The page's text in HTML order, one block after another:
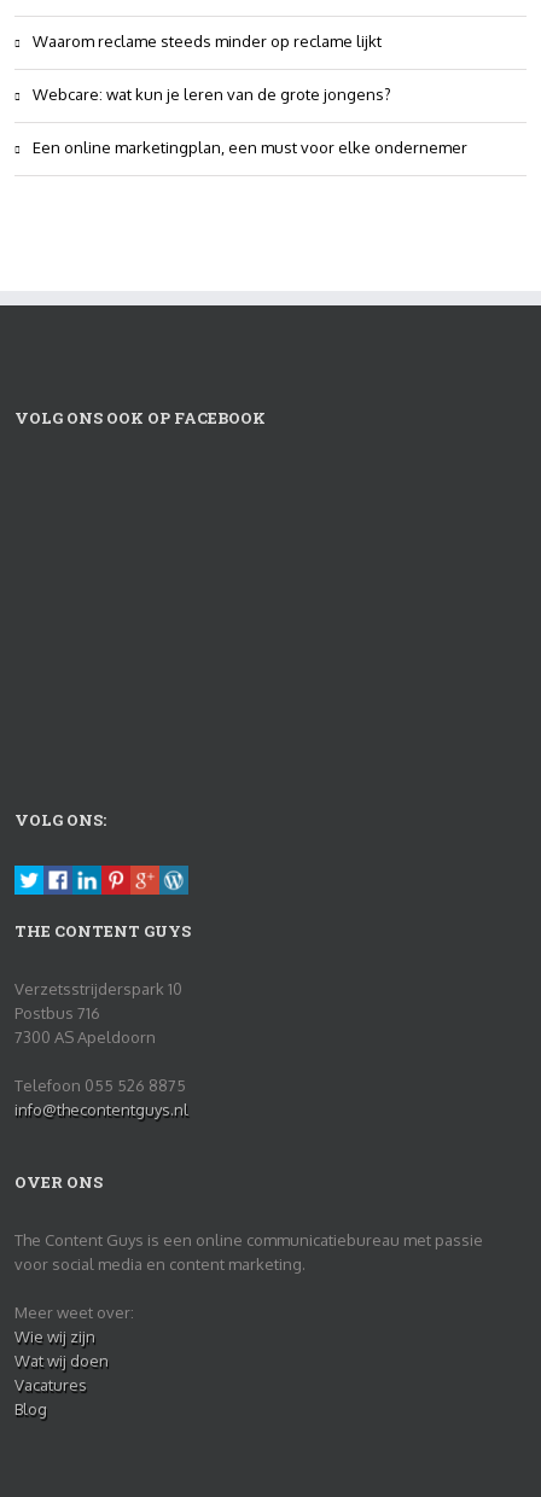
Waarom reclame steeds minder op reclame lijkt
Webcare: wat kun je leren van de grote jongens?
Een online marketingplan, een must voor elke ondernemer
VOLG ONS OOK OP FACEBOOK
VOLG ONS:
THE CONTENT GUYS
Verzetsstrijderspark 10
Postbus 716
7300 AS Apeldoorn
Telefoon 055 526 8875
info@thecontentguys.nl
OVER ONS
The Content Guys is een online communicatiebureau met passie
voor social media en content marketing.
Meer weet over:
Wie wij zijn
Wat wij doen
Vacatures
Blog